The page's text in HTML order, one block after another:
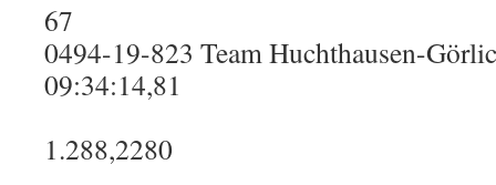
67
0494-19-823 Team Huchthausen-
09:34:14,81
1.288,2280